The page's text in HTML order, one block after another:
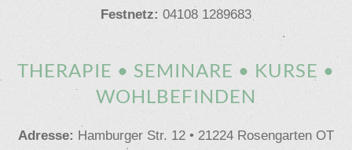
Festnetz: 04108 1289683
THERAPIE • SEMINARE • KURSE •
WOHLBEFINDEN
Adresse: Hamburger Str. 12 • 21224 Rosengarten OT